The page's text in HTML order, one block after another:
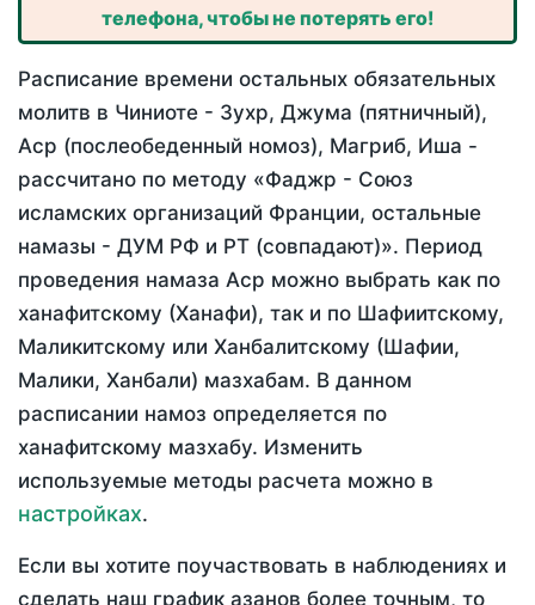
телефона, чтобы не потерять его!
Расписание времени остальных обязательных
молитв в Чиниоте - Зухр, Джума (пятничный),
Аср (послеобеденный номоз), Магриб, Иша -
рассчитано по методу «Фаджр - Союз
исламских организаций Франции, остальные
намазы - ДУМ РФ и РТ (совпадают)». Период
проведения намаза Аср можно выбрать как по
ханафитскому (Ханафи), так и по Шафиитскому,
Маликитскому или Ханбалитскому (Шафии,
Малики, Ханбали) мазхабам. В данном
расписании намоз определяется по
ханафитскому мазхабу. Изменить
используемые методы расчета можно в
настройках.
Если вы хотите поучаствовать в наблюдениях и
сделать наш график азанов более точным, то